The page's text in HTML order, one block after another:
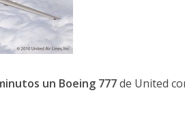
un Boeing 777de United